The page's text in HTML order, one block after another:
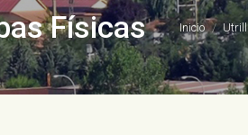
Físicas Estás aquí:
Inicio